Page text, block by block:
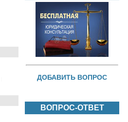
ДОБАВИТЬ ВОПРОС
ВОПРОС-ОТВЕТ